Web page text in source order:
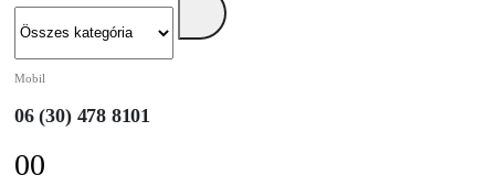
Mobil
06 (30) 478 8101
00